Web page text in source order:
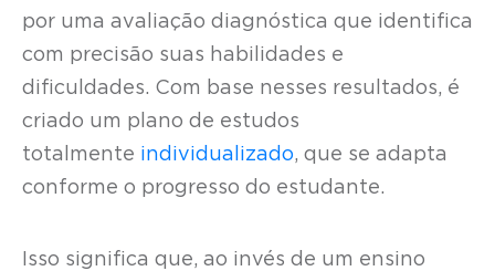
por uma avaliação diagnóstica que identifica
com precisão suas habilidades e
dificuldades. Com base nesses resultados, é
criado um plano de estudos
totalmente individualizado, que se adapta
conforme o progresso do estudante.
Isso significa que, ao invés de um ensino